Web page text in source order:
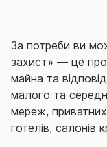
За потреби ви
захист» — це
майна та
малого та
мереж, приватних
готелів, салонів